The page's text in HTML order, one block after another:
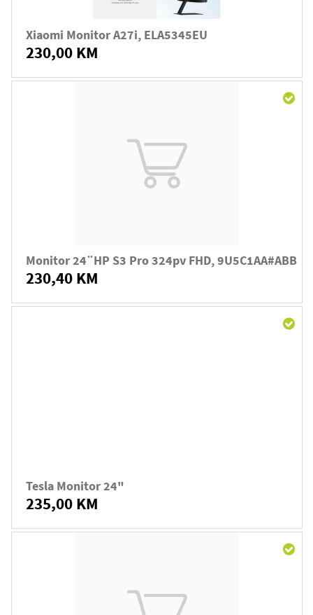
Xiaomi Monitor A27i, ELA5345EU
230,00 KM
Monitor 24¨HP S3 Pro 324pv FHD, 9U5C1AA#ABB
230,40 KM
Tesla Monitor 24"
235,00 KM